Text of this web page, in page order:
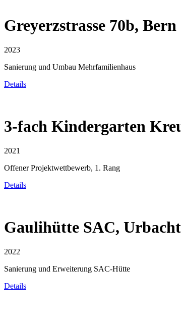
Greyerzstrasse 70b, Bern
2023
Sanierung und Umbau Mehrfamilienhaus
Details
3-fach Kindergarten
2021
Offener Projektwettbewerb, 1. Rang
Details
Gaulihütte SAC,
2022
Sanierung und Erweiterung SAC-Hütte
Details